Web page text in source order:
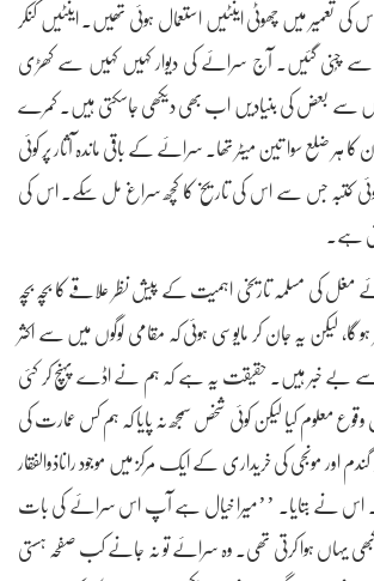
تھا۔ اس کی تعمیر میں چھوٹی اینٹیں استعمال ہوئی تھیں۔ اینٹیں کنکر
چُنی گئیں۔ آج سرائے کی دیوار کہیں کہیں سے کھڑی
سے بعض کی بنیادیں اب بھی دیکھی جاسکتی ہیں۔ کمرے
ہر ضلع سوا تین میٹر تھا۔ سرائے کے باقی ماندہ آثار پر کوئی
کوئی کتبہ جس سے اس کی تاریخ کا کچھ سراغ مل سکے۔ اس کی
ہے۔
مغل کی مسلمہ تاریخی اہمیت کے پیش نظر علاقے کا بچہ بچہ
لیکن یہ جان کر مایوسی ہوئی کہ مقامی لوگوں میں سے اکثر
بے خبر ہیں۔ حقیقت یہ ہے کہ ہم نے اڈے پہنچ کر کئی
معلوم کیا لیکن کوئی شخص سمجھ نہ پایا کہ ہم کس عمارت کی
اور مونجی کی خریداری کے ایک مرکز میں موجود راناذوالفقار
دیا۔ اس نے بتایا۔ ’’میرا خیال ہے آپ اس سرائے کی بات
یہاں ہوا کرتی تھی۔ وہ سرائے تو نہ جانے کب صفحہ ہستی